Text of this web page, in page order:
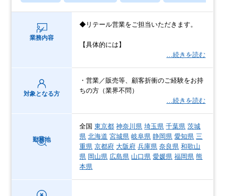
業務内容
◆リテール営業をご担当いただきます。
【具体的には】
…続きを読む
対象となる方
・営業／販売等、顧客折衝のご経験をお持
ちの方（業界不問）
…続きを読む
勤務地
全国東京都 神奈川県 埼玉県 千葉県 茨城
県 北海道 宮城県 岐阜県 静岡県 愛知県 三
重県 京都府 大阪府 兵庫県 奈良県 和歌山
県 岡山県 広島県 山口県 愛媛県 福岡県 熊
本県